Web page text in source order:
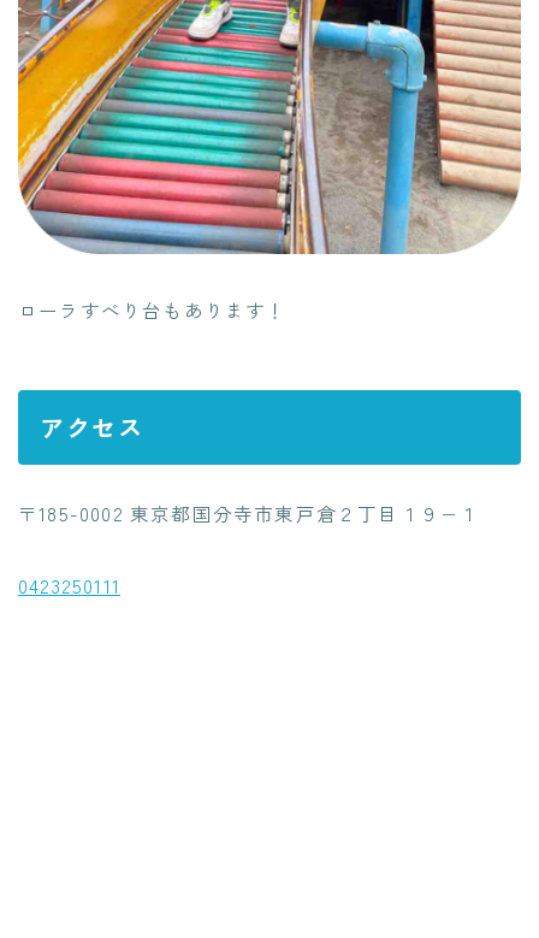
ローラすべり台もあります！
アクセス
〒185-0002 東京都国分寺市東戸倉２丁目１９−１
0423250111